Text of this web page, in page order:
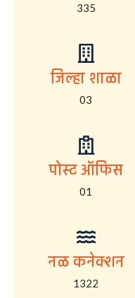
335
जिल्हा शाळा
03
पोस्ट ऑफिस
01
नळ कनेक्शन
1322